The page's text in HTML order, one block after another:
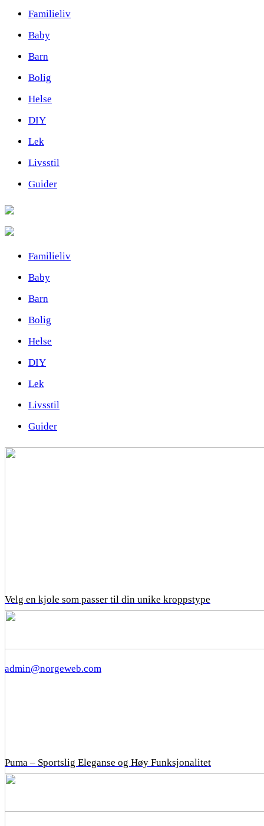
Familieliv
Baby
Barn
Bolig
Helse
DIY
Lek
Livsstil
Guider
Familieliv
Baby
Barn
Bolig
Helse
DIY
Lek
Livsstil
Guider
Velg en kjole som passer til din unike kroppstype
Puma – Sportslig Eleganse og Høy Funksjonalitet
admin@norgeweb.com